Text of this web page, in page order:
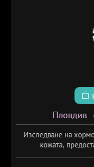
Пловдив
Изследване на
кожата,